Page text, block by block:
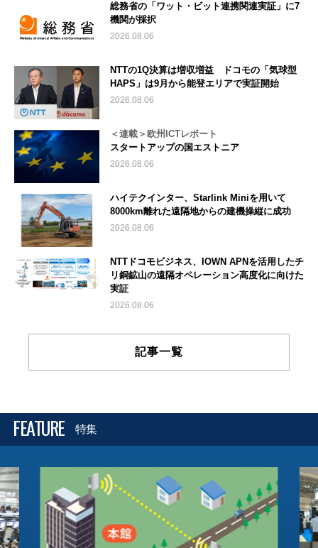
総務省の「ワット・ビット連携関連実証」に7
機関が採択
2026.08.06
NTTの1Q決算は増収増益 ドコモの「気球型
HAPS」は9月から能登エリアで実証開始
2026.08.06
＜連載＞欧州ICTレポート
スタートアップの国エストニア
2026.08.06
ハイテクインター、Starlink Miniを用いて
8000km離れた遠隔地からの建機操縦に成功
2026.08.06
NTTドコモビジネス、IOWN APNを活用したチ
リ銅鉱山の遠隔オペレーション高度化に向けた
実証
2026.08.06
記事一覧
FEATURE 特集